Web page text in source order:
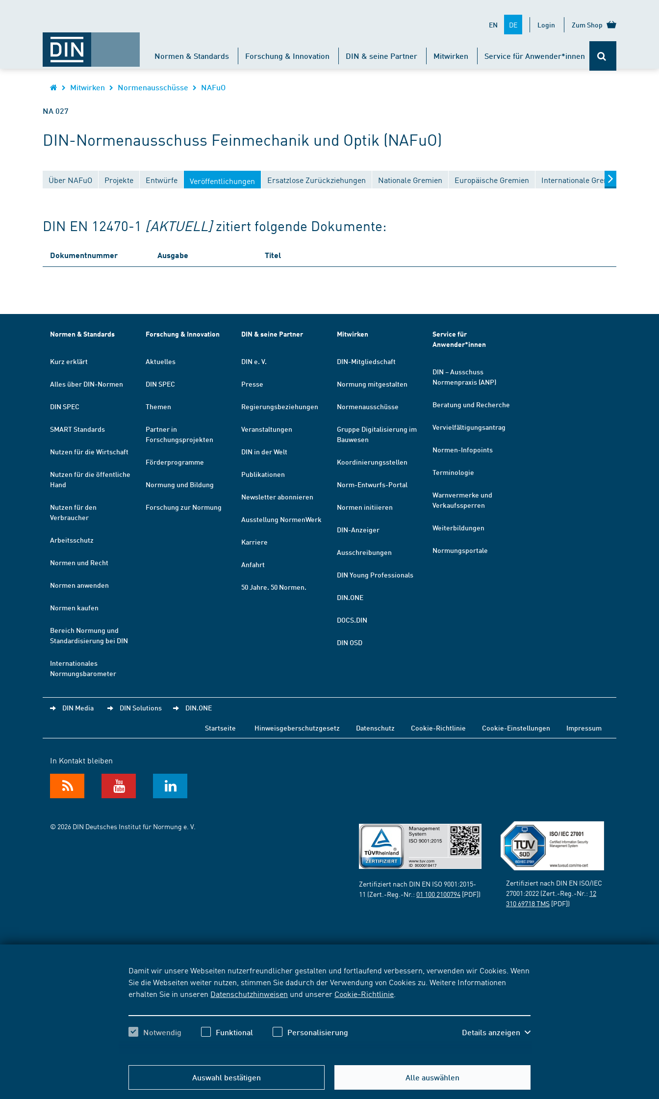
Damit wir unsere Webseiten nutzerfreundlicher gestalten und fortlaufend verbessern, verwenden wir Cookies. Wenn
Sie die Webseiten weiter nutzen, stimmen Sie dadurch der Verwendung von Cookies zu. Weitere Informationen
erhalten Sie in unseren Datenschutzhinweisen und unserer Cookie-Richtlinie
Notwendig Funktional Personalisierung Details anzeigen
Auswahl bestätigen Alle auswählen
EN DE Login Zum Shop
Normen & Standards Forschung & Innovation DIN & seine Partner Mitwirken Service für Anwender*innen
Mitwirken Normenausschüsse NAFuO
NA 027
DIN-Normenausschuss Feinmechanik und Optik (NAFuO)
Über NAFuO Projekte Entwürfe Veröffentlichungen Ersatzlose Zurückziehungen Nationale Gremien Europäische Gremien Internationale Gremien
DIN EN 12470-1 [AKTUELL] zitiert folgende Dokumente:
Dokumentnummer Ausgabe Titel
Normen & Standards
Kurz erklärt
Alles über DIN-Normen
DIN SPEC
SMART Standards
Nutzen für die Wirtschaft
Nutzen für die öffentliche
Hand
Nutzen für den
Verbraucher
Arbeitsschutz
Normen und Recht
Normen anwenden
Normen kaufen
Bereich Normung und
Standardisierung bei DIN
Internationales
Normungsbarometer
Forschung & Innovation
Aktuelles
DIN SPEC
Themen
Partner in
Forschungsprojekten
Förderprogramme
Normung und Bildung
Forschung zur Normung
DIN & seine Partner
DIN e. V.
Presse
Regierungsbeziehungen
Veranstaltungen
DIN in der Welt
Publikationen
Newsletter abonnieren
Ausstellung NormenWerk
Karriere
Anfahrt
50 Jahre. 50 Normen.
Mitwirken
DIN-Mitgliedschaft
Normung mitgestalten
Normenausschüsse
Gruppe Digitalisierung im
Bauwesen
Koordinierungsstellen
Norm-Entwurfs-Portal
Normen initiieren
DIN-Anzeiger
Ausschreibungen
DIN Young Professionals
DIN.ONE
DOCS.DIN
DIN OSD
Service für
Anwender*innen
DIN – Ausschuss
Normenpraxis (ANP)
Beratung und Recherche
Vervielfältigungsantrag
Normen-Infopoints
Terminologie
Warnvermerke und
Verkaufssperren
Weiterbildungen
Normungsportale
DIN Media DIN Solutions DIN.ONE
Startseite Hinweisgeberschutzgesetz Datenschutz Cookie-Richtlinie Cookie-Einstellungen Impressum
In Kontakt bleiben
© 2026 DIN Deutsches Institut für Normung e. V.
Zertifiziert nach DIN EN ISO 9001:2015-
11 (Zert.-Reg.-Nr.: 01 100 2100794 [PDF])
Zertifiziert nach DIN EN ISO/IEC
27001:2022 (Zert.-Reg.-Nr.: 12
310 69718 TMS [PDF])